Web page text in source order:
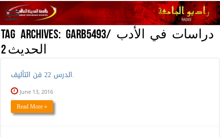
Tag Archives:GARB5493/ دراسات في الأدب
الحديث 2
الدرس 22 فن التأليف.
June 13, 2016
Read More »